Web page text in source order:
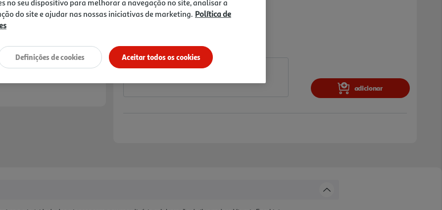
Price reduced from
22,49 €to
19,99 €
adicionar
no seu dispositivo para melhorar a navegação no site, analisar a
do site e ajudar nas nossas iniciativas de marketing. Política de
Aceitar todos os cookies
Definições de cookies